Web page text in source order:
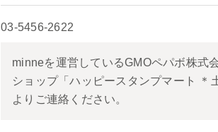
03-5456-2622
minneを運営しているGMOペパボ株式
ショップ「ハッピースタンプマート ＊
よりご連絡ください。